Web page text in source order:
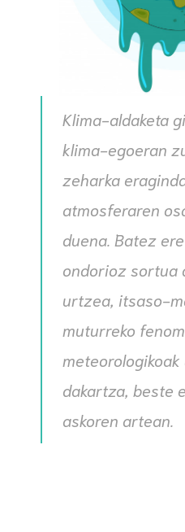
Klima-aldaketa
klima-egoeran
zeharka
atmosferaren
duena. Batez
ondorioz sortua
urtzea, itsaso-
muturreko
dakartza, beste
askoren artean.